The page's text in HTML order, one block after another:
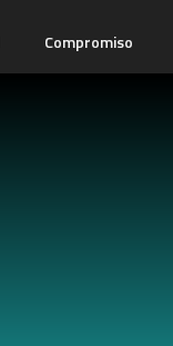
Compromiso